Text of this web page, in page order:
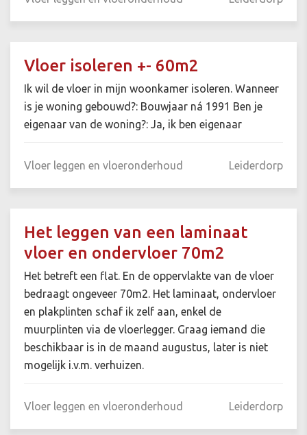
Vloer isoleren +- 60m2
Ik wil de vloer in mijn woonkamer isoleren. Wanneer
is je woning gebouwd?: Bouwjaar ná 1991 Ben je
eigenaar van de woning?: Ja, ik ben eigenaar
Vloer leggen en vloeronderhoud Leiderdorp
Het leggen van een laminaat
vloer en ondervloer 70m2
Het betreft een flat. En de oppervlakte van de vloer
bedraagt ongeveer 70m2. Het laminaat, ondervloer
en plakplinten schaf ik zelf aan, enkel de
muurplinten via de vloerlegger. Graag iemand die
beschikbaar is in de maand augustus, later is niet
mogelijk i.v.m. verhuizen.
Vloer leggen en vloeronderhoud Leiderdorp